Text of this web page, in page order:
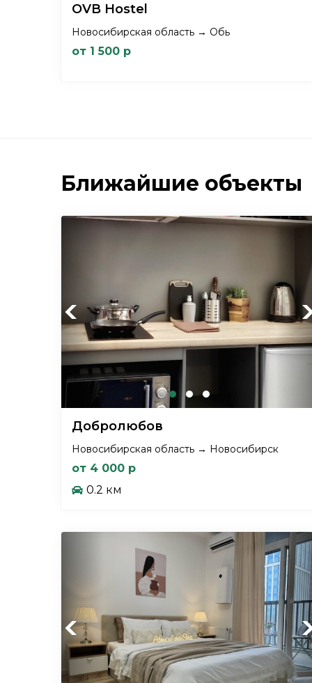
OVB Hostel
Новосибирская область → Обь
от 1 500 р
Ближайшие объекты
Previous
Добролюбов
Новосибирская область → Новосибирск
от 4 000 р
0.2 км
Previous